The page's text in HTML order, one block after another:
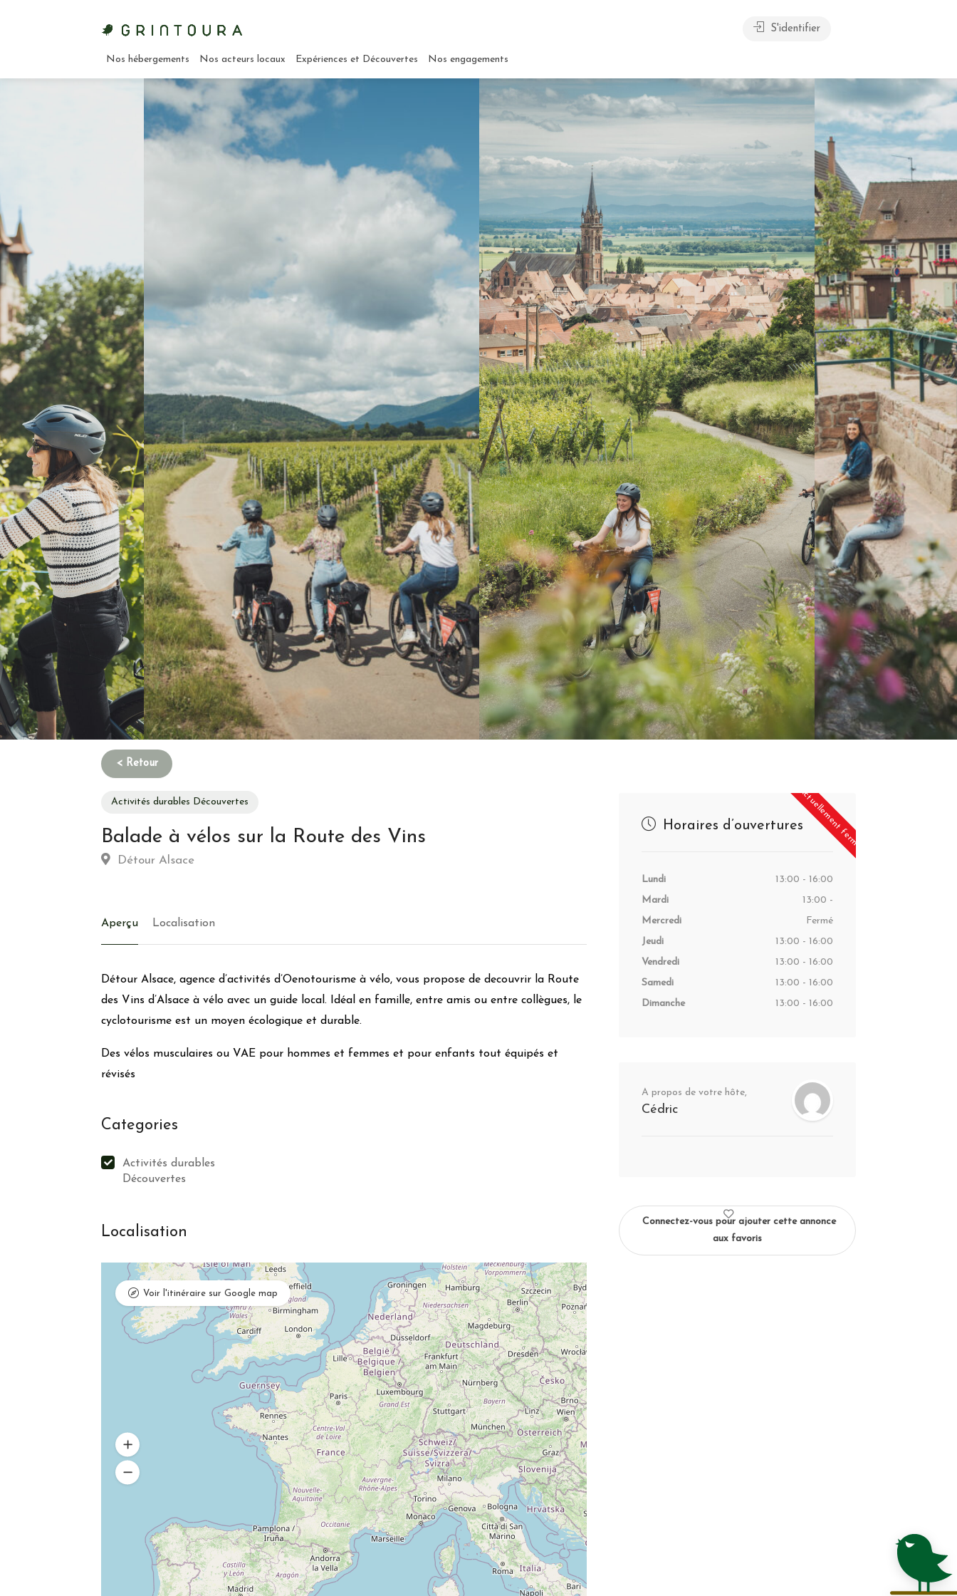
Nos hébergements Nos acteurs locaux Expériences et Découvertes Nos engagements
S'identifier
Activités durables Découvertes
Balade à vélos sur la Route des Vins
Détour Alsace
Aperçu Localisation
Détour Alsace, agence d’activités d’Oenotourisme à vélo, vous propose de decouvrir la Route
des Vins d’Alsace à vélo avec un guide local. Idéal en famille, entre amis ou entre collègues, le
cyclotourisme est un moyen écologique et durable.
Des vélos musculaires ou VAE pour hommes et femmes et pour enfants tout équipés et
révisés
Categories
Activités durables
Découvertes
Localisation
Voir l'itinéraire sur Google map
Actuellement fermé
Horaires d’ouvertures
Lundi
13:00 - 16:00
Mardi
13:00 -
Mercredi
Fermé
Jeudi
13:00 - 16:00
Vendredi
13:00 - 16:00
Samedi
13:00 - 16:00
Dimanche
13:00 - 16:00
A propos de votre hôte,
Cédric
Connectez-vous pour ajouter cette annonce
aux favoris